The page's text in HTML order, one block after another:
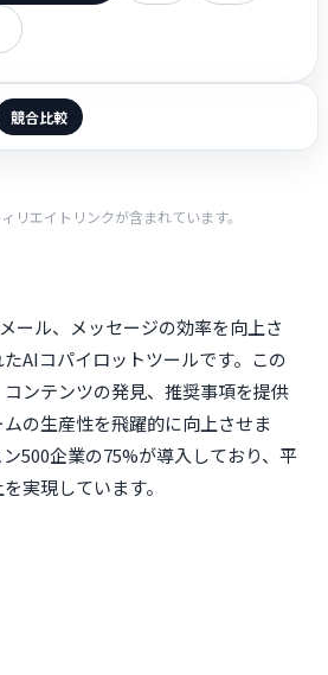
競合比較
リエイトリンクが含まれています。
ール、メッセージの効率を向上さ
AIコパイロットツールです。この
ンテンツの発見、推奨事項を提供
の生産性を飛躍的に向上させま
500企業の75%が導入しており、平
実現しています。